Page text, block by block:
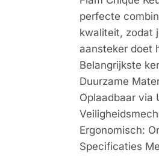
perfecte
kwaliteit, zodat
aansteker doet
Belangrijkste
Duurzame
Oplaadbaar via
Ergonomisch:
Specificaties